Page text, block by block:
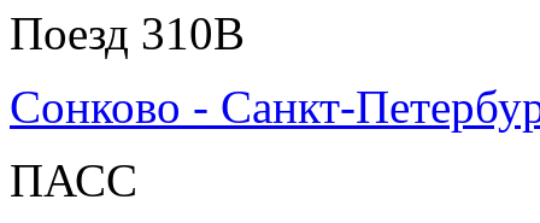
Поезд 310В
Сонково - Санкт-
ПАСС